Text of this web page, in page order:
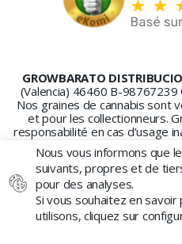
GROWBARATO
(Valencia) 46460 B-
Nos graines de cannabis sont
et pour les collectionneurs.
responsabilité en cas d’usage
Nous vous informons que
suivants, propres et de
pour des analyses.
Si vous souhaitez en
utilisons, cliquez sur